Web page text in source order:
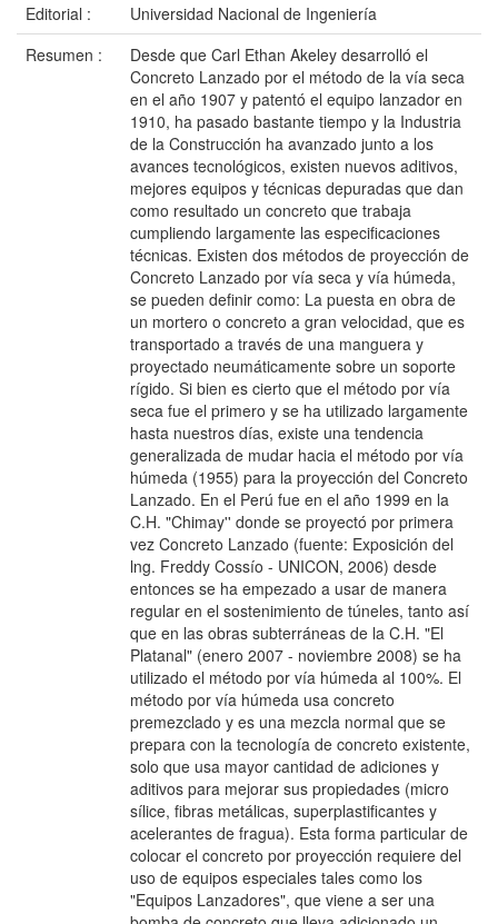
Editorial :
Universidad Nacional de Ingeniería
Resumen :
Desde que Carl Ethan Akeley desarrolló el
Concreto Lanzado por el método de la vía seca
en el año 1907 y patentó el equipo lanzador en
1910, ha pasado bastante tiempo y la Industria
de la Construcción ha avanzado junto a los
avances tecnológicos, existen nuevos aditivos,
mejores equipos y técnicas depuradas que dan
como resultado un concreto que trabaja
cumpliendo largamente las especificaciones
técnicas. Existen dos métodos de proyección de
Concreto Lanzado por vía seca y vía húmeda,
se pueden definir como: La puesta en obra de
un mortero o concreto a gran velocidad, que es
transportado a través de una manguera y
proyectado neumáticamente sobre un soporte
rígido. Si bien es cierto que el método por vía
seca fue el primero y se ha utilizado largamente
hasta nuestros días, existe una tendencia
generalizada de mudar hacia el método por vía
húmeda (1955) para la proyección del Concreto
Lanzado. En el Perú fue en el año 1999 en la
C.H. "Chimay'' donde se proyectó por primera
vez Concreto Lanzado (fuente: Exposición del
lng. Freddy Cossío - UNICON, 2006) desde
entonces se ha empezado a usar de manera
regular en el sostenimiento de túneles, tanto así
que en las obras subterráneas de la C.H. "El
Platanal" (enero 2007 - noviembre 2008) se ha
utilizado el método por vía húmeda al 100%. El
método por vía húmeda usa concreto
premezclado y es una mezcla normal que se
prepara con la tecnología de concreto existente,
solo que usa mayor cantidad de adiciones y
aditivos para mejorar sus propiedades (micro
sílice, fibras metálicas, superplastificantes y
acelerantes de fragua). Esta forma particular de
colocar el concreto por proyección requiere del
uso de equipos especiales tales como los
"Equipos Lanzadores", que viene a ser una